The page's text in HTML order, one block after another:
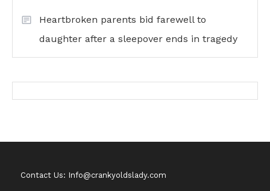
Heartbroken parents bid farewell to
daughter after a sleepover ends in tragedy
Contact Us: Info@crankyoldslady.com